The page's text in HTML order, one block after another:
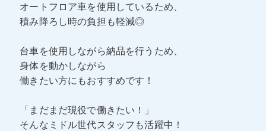
オートフロア車を使用しているため、
積み降ろし時の負担も軽減◎
台車を使用しながら納品を行うため、
身体を動かしながら
働きたい方にもおすすめです！
「まだまだ現役で働きたい！」
そんなミドル世代スタッフも活躍中！